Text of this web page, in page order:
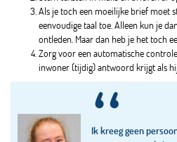
Als je toch een moeilijke brief moet
eenvoudige taal toe. Alleen kun je
ontleden. Maar dan heb je het toch
Zorg voor een automatische
inwoner (tijdig) antwoord krijgt als
Ik kreeg geen